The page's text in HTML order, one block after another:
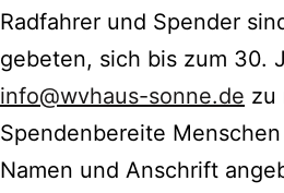
Radfahrer und Spender
gebeten, sich bis zum 30.
info@wvhaus-sonne.de zu
Spendenbereite
Namen und Anschrift